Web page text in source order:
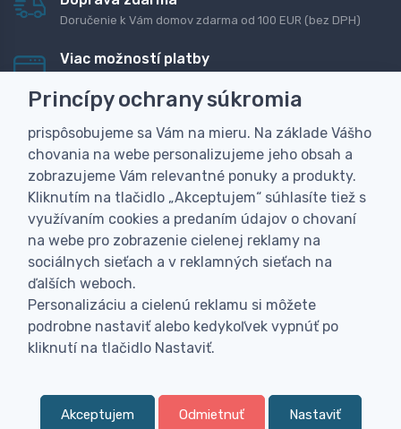
Doručenie k Vám domov zdarma od 100 EUR (bez DPH)
Viac možností platby
dobierku
Personalizácia
Vyrobíme Vám vlastný originálny darček
Skúsenosť
Široký sortiment, z ktorého Vám pomôžeme vybrať
Princípy ochrany súkromia
prispôsobujeme sa Vám na mieru. Na základe Vášho
chovania na webe personalizujeme jeho obsah a
zobrazujeme Vám relevantné ponuky a produkty.
Kliknutím na tlačidlo „Akceptujem“ súhlasíte tiež s
využívaním cookies a predaním údajov o chovaní
na webe pro zobrazenie cielenej reklamy na
sociálnych sieťach a v reklamných sieťach na
ďalších weboch.
Personalizáciu a cielenú reklamu si môžete
podrobne nastaviť alebo kedykoľvek vypnúť po
kliknutí na tlačidlo Nastaviť.
Akceptujem Odmietnuť Nastaviť